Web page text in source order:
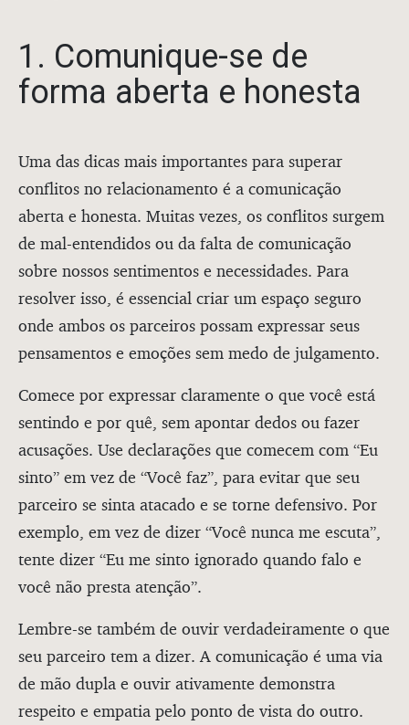
1. Comunique-se de
forma aberta e honesta
Uma das dicas mais importantes para superar
conflitos no relacionamento é a comunicação
aberta e honesta. Muitas vezes, os conflitos surgem
de mal-entendidos ou da falta de comunicação
sobre nossos sentimentos e necessidades. Para
resolver isso, é essencial criar um espaço seguro
onde ambos os parceiros possam expressar seus
pensamentos e emoções sem medo de julgamento.
Comece por expressar claramente o que você está
sentindo e por quê, sem apontar dedos ou fazer
acusações. Use declarações que comecem com “Eu
sinto” em vez de “Você faz”, para evitar que seu
parceiro se sinta atacado e se torne defensivo. Por
exemplo, em vez de dizer “Você nunca me escuta”,
tente dizer “Eu me sinto ignorado quando falo e
você não presta atenção”.
Lembre-se também de ouvir verdadeiramente o que
seu parceiro tem a dizer. A comunicação é uma via
de mão dupla e ouvir ativamente demonstra
respeito e empatia pelo ponto de vista do outro.